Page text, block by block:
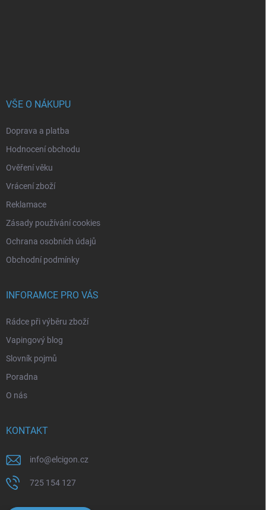
VŠE O NÁKUPU
Doprava a platba
Hodnocení obchodu
Ověření věku
Vrácení zboží
Reklamace
Zásady používání cookies
Ochrana osobních údajů
Obchodní podmínky
INFORAMCE PRO VÁS
Rádce při výběru zboží
Vapingový blog
Slovník pojmů
Poradna
O nás
KONTAKT
info@elcigon.cz
725 154 127